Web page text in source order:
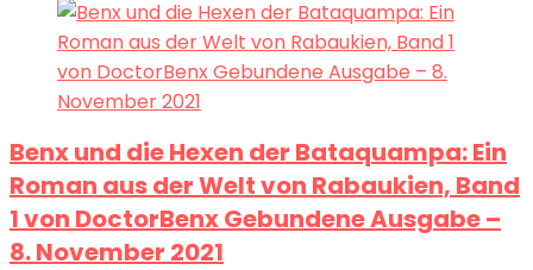
Benx und die Hexen der Bataquampa: Ein
Roman aus der Welt von Rabaukien, Band
1 von DoctorBenx Gebundene Ausgabe –
8. November 2021